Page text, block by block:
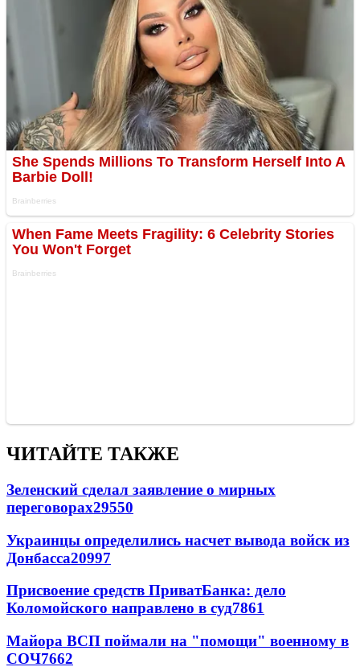
ЧИТАЙТЕ ТАКЖЕ
Зеленский сделал заявление о мирных
переговорах29550
Украинцы определились насчет вывода войск из
Донбасса20997
Присвоение средств ПриватБанка: дело
Коломойского направлено в суд7861
Майора ВСП поймали на "помощи" военному в
СОЧ7662